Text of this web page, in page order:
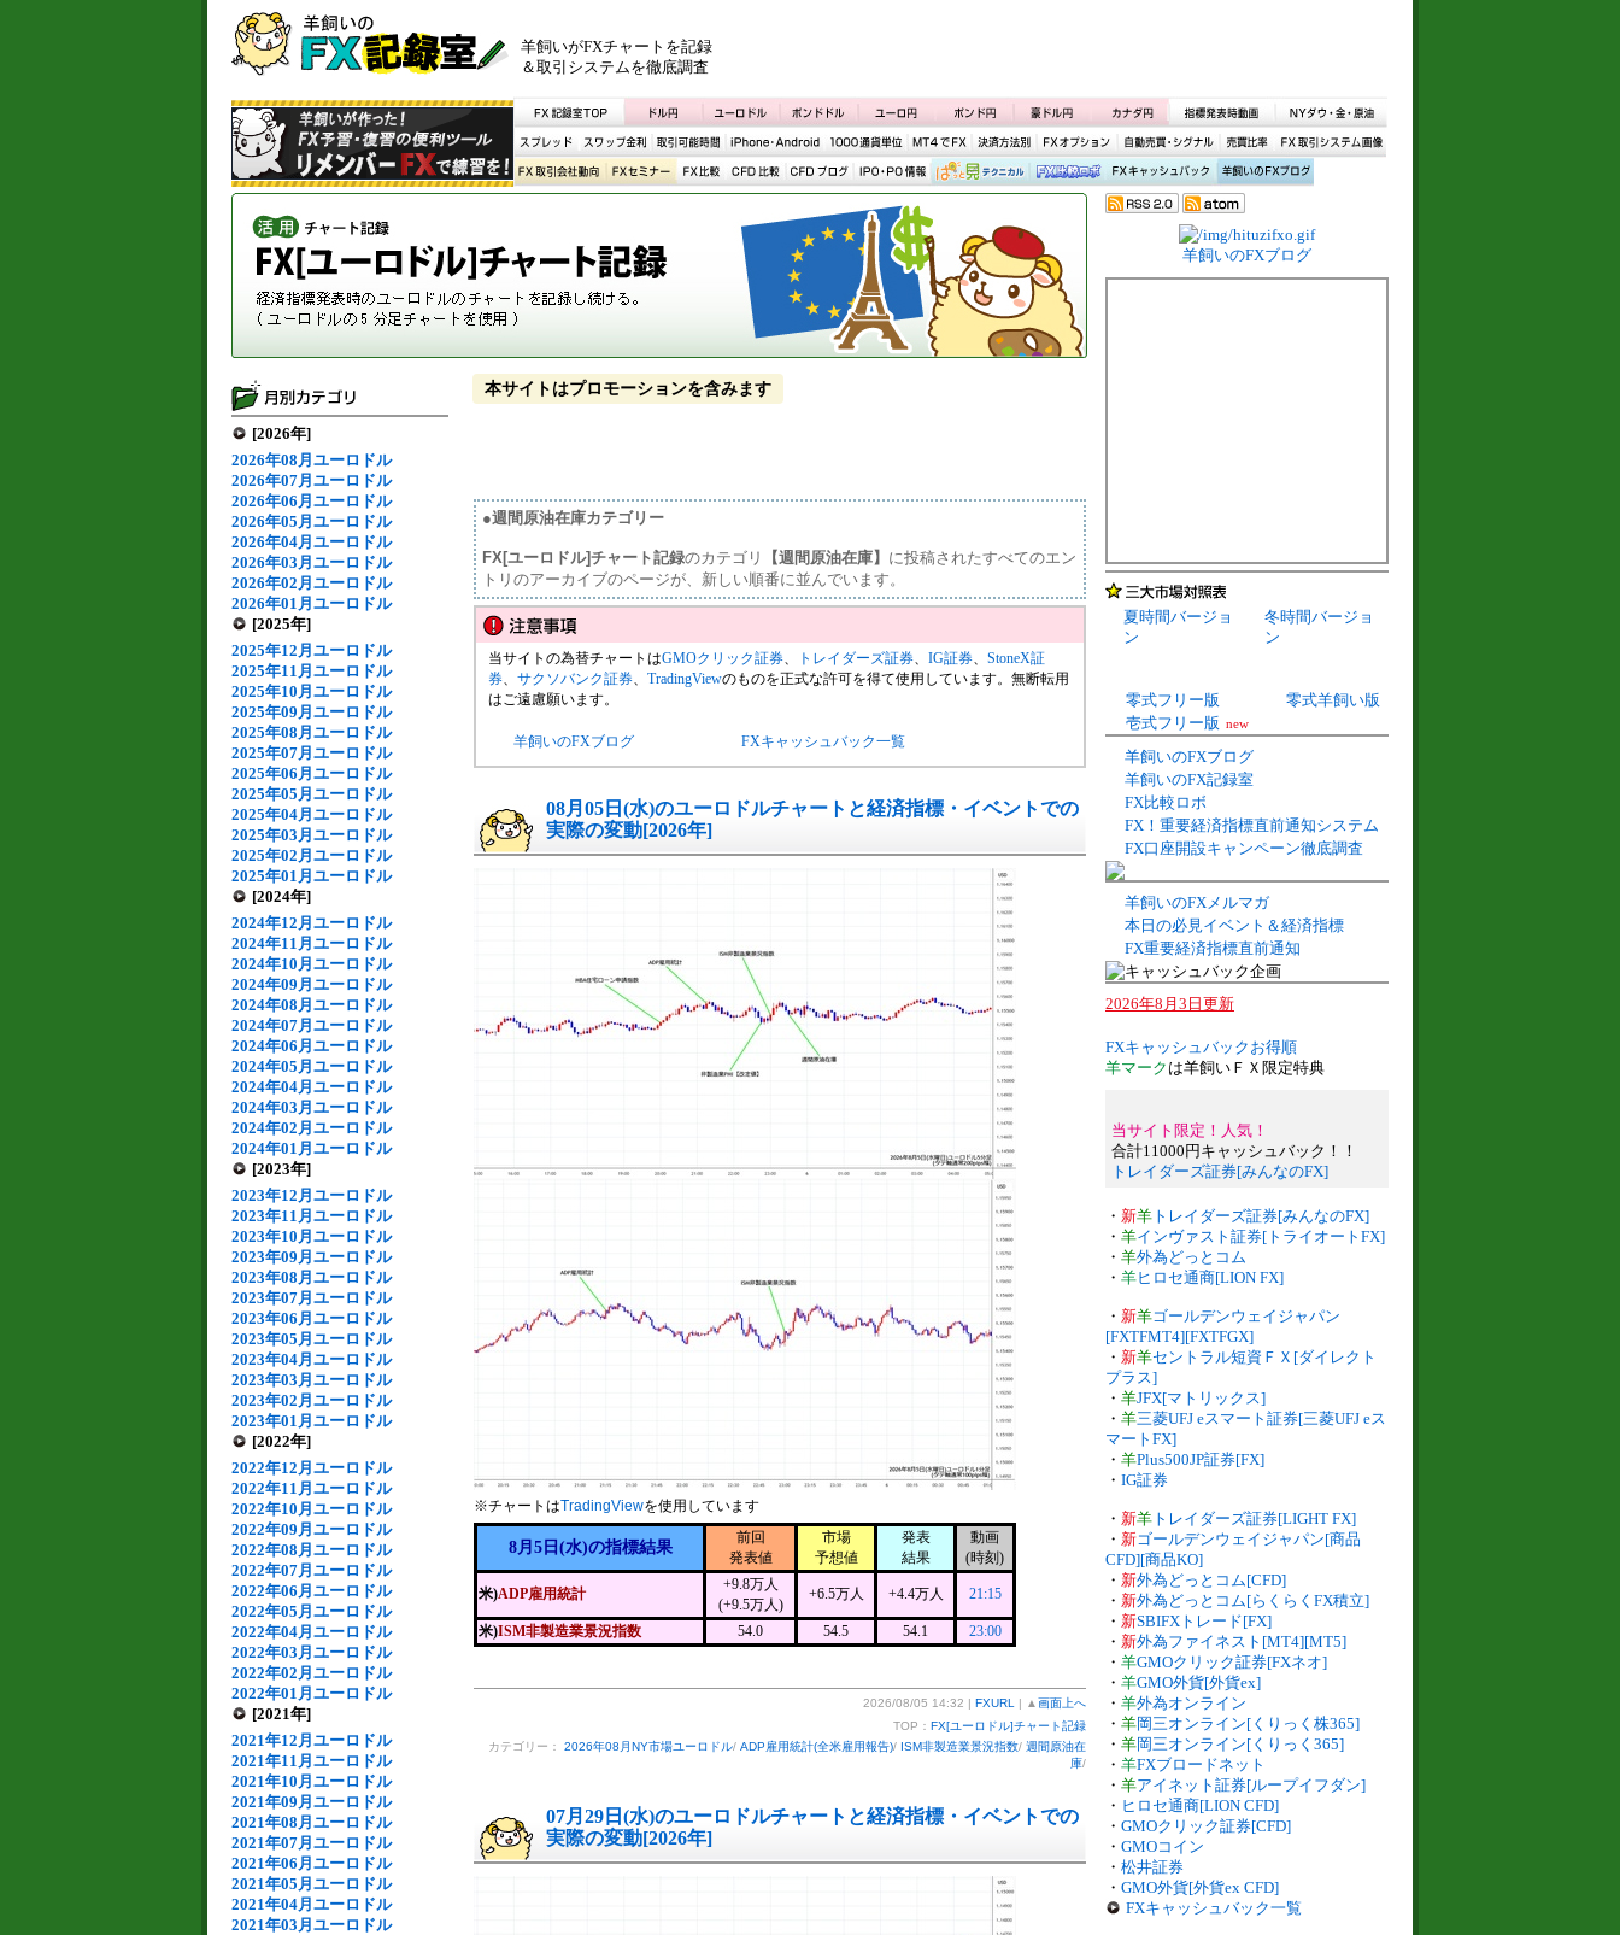
羊飼いがFXチャートを記録
＆取引システムを徹底調査
[2026年]
2026年08月ユーロドル
2026年07月ユーロドル
2026年06月ユーロドル
2026年05月ユーロドル
2026年04月ユーロドル
2026年03月ユーロドル
2026年02月ユーロドル
2026年01月ユーロドル
[2025年]
2025年12月ユーロドル
2025年11月ユーロドル
2025年10月ユーロドル
2025年09月ユーロドル
2025年08月ユーロドル
2025年07月ユーロドル
2025年06月ユーロドル
2025年05月ユーロドル
2025年04月ユーロドル
2025年03月ユーロドル
2025年02月ユーロドル
2025年01月ユーロドル
[2024年]
2024年12月ユーロドル
2024年11月ユーロドル
2024年10月ユーロドル
2024年09月ユーロドル
2024年08月ユーロドル
2024年07月ユーロドル
2024年06月ユーロドル
2024年05月ユーロドル
2024年04月ユーロドル
2024年03月ユーロドル
2024年02月ユーロドル
2024年01月ユーロドル
[2023年]
2023年12月ユーロドル
2023年11月ユーロドル
2023年10月ユーロドル
2023年09月ユーロドル
2023年08月ユーロドル
2023年07月ユーロドル
2023年06月ユーロドル
2023年05月ユーロドル
2023年04月ユーロドル
2023年03月ユーロドル
2023年02月ユーロドル
2023年01月ユーロドル
[2022年]
2022年12月ユーロドル
2022年11月ユーロドル
2022年10月ユーロドル
2022年09月ユーロドル
2022年08月ユーロドル
2022年07月ユーロドル
2022年06月ユーロドル
2022年05月ユーロドル
2022年04月ユーロドル
2022年03月ユーロドル
2022年02月ユーロドル
2022年01月ユーロドル
[2021年]
2021年12月ユーロドル
2021年11月ユーロドル
2021年10月ユーロドル
2021年09月ユーロドル
2021年08月ユーロドル
2021年07月ユーロドル
2021年06月ユーロドル
2021年05月ユーロドル
2021年04月ユーロドル
2021年03月ユーロドル
本サイトはプロモーションを含みます
●週間原油在庫カテゴリー
FX[ユーロドル]チャート記録のカテゴリ 【週間原油在庫】 に投稿されたすべてのエン
トリのアーカイブのページが、新しい順番に並んでいます。
当サイトの為替チャートはGMOクリック証券、 トレイダーズ証券、 IG証券、 StoneX証
券、 サクソバンク証券、 TradingViewのものを正式な許可を得て使用しています。無断転用
はご遠慮願います。
羊飼いのFXブログ FXキャッシュバック一覧
08月05日(水)のユーロドルチャートと経済指標・イベントでの
実際の変動[2026年]
※チャートはTradingViewを使用しています
8月5日(水)の指標結果
前回
発表値
市場
予想値
発表
結果
動画
(時刻)
米)ADP雇用統計
+9.8万人
(+9.5万人)
+6.5万人 +4.4万人 21:15
米)ISM非製造業景況指数 54.0 54.5 54.1 23:00
2026/08/05 14:32 | FXURL | ▲ 画面上へ
TOP： FX[ユーロドル]チャート記録
カテゴリー： 2026年08月NY市場ユーロドル/ ADP雇用統計(全米雇用報告)/ ISM非製造業景況指数/ 週間原油在
庫/
07月29日(水)のユーロドルチャートと経済指標・イベントでの
実際の変動[2026年]
羊飼いのFXブログ
夏時間バージョ
ン
冬時間バージョ
ン
零式フリー版
零式羊飼い版
壱式フリー版 new
羊飼いのFXブログ
羊飼いのFX記録室
FX比較ロボ
FX！重要経済指標直前通知システム
FX口座開設キャンペーン徹底調査
羊飼いのFXメルマガ
本日の必見イベント＆経済指標
FX重要経済指標直前通知
2026年8月3日更新
FXキャッシュバックお得順
羊マーク は羊飼いＦＸ限定特典
当サイト限定！人気！
合計11000円キャッシュバック！！
トレイダーズ証券[みんなのFX]
・ 新羊 トレイダーズ証券[みんなのFX]
・ 羊インヴァスト証券[トライオートFX]
・ 羊外為どっとコム
・ 羊ヒロセ通商[LION FX]
・ 新羊ゴールデンウェイジャパン
[FXTFMT4][FXTFGX]
・ 新羊セントラル短資ＦＸ[ダイレクト
プラス]
・ 羊JFX[マトリックス]
・ 羊三菱UFJ eスマート証券[三菱UFJ eス
マートFX]
・ 羊Plus500JP証券[FX]
・ IG証券
・ 新羊 トレイダーズ証券[LIGHT FX]
・ 新ゴールデンウェイジャパン[商品
CFD][商品KO]
・ 新外為どっとコム[CFD]
・ 新外為どっとコム[らくらくFX積立]
・ 新SBIFXトレード[FX]
・ 新外為ファイネスト[MT4][MT5]
・ 羊GMOクリック証券[FXネオ]
・ 羊GMO外貨[外貨ex]
・ 羊外為オンライン
・ 羊岡三オンライン[くりっく株365]
・ 羊岡三オンライン[くりっく365]
・ 羊FXブロードネット
・ 羊アイネット証券[ループイフダン]
・ ヒロセ通商[LION CFD]
・ GMOクリック証券[CFD]
・ GMOコイン
・ 松井証券
・ GMO外貨[外貨ex CFD]
FXキャッシュバック一覧